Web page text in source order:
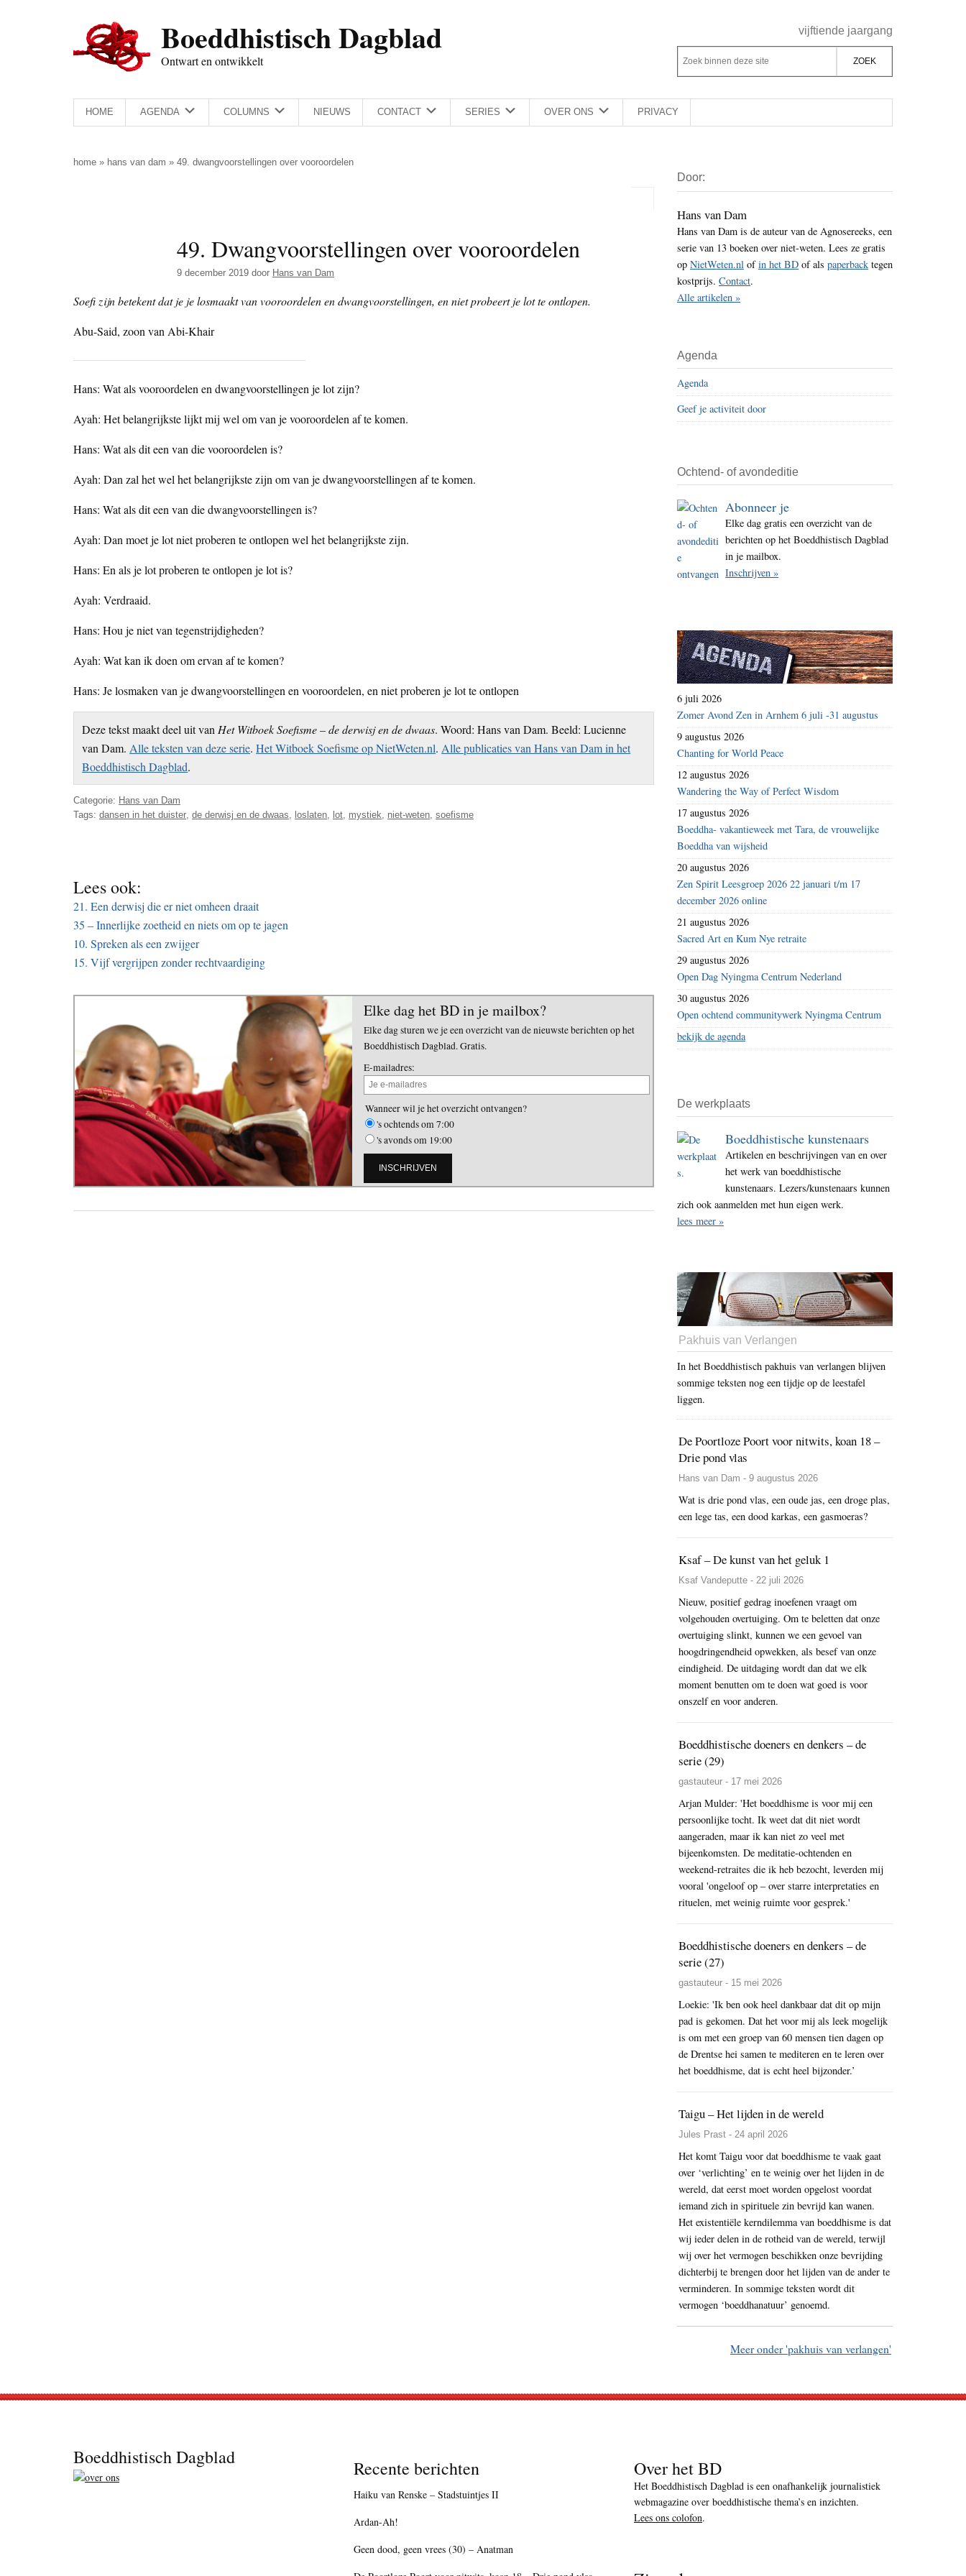
Boeddhistisch Dagblad
Ontwart en ontwikkelt
Rechts
vijftiende jaargang
Z
o
e
k
d
e
z
e
s
i
t
Z
o
k
b
n
n
e
z
e
t
e
HOME AGENDA COLUMNS NIEUWS CONTACT SERIES OVER ONS PRIVACY
home » hans van dam » 49. dwangvoorstellingen over vooroordelen
49. Dwangvoorstellingen over vooroordelen
9 december 2019 door Hans van Dam
Soefi zijn betekent dat je je losmaakt van vooroordelen en dwangvoorstellingen, en niet probeert je lot te ontlopen.
Abu-Said, zoon van Abi-Khair
Hans: Wat als vooroordelen en dwangvoorstellingen je lot zijn?
Ayah: Het belangrijkste lijkt mij wel om van je vooroordelen af te komen.
Hans: Wat als dit een van die vooroordelen is?
Ayah: Dan zal het wel het belangrijkste zijn om van je dwangvoorstellingen af te komen.
Hans: Wat als dit een van die dwangvoorstellingen is?
Ayah: Dan moet je lot niet proberen te ontlopen wel het belangrijkste zijn.
Hans: En als je lot proberen te ontlopen je lot is?
Ayah: Verdraaid.
Hans: Hou je niet van tegenstrijdigheden?
Ayah: Wat kan ik doen om ervan af te komen?
Hans: Je losmaken van je dwangvoorstellingen en vooroordelen, en niet proberen je lot te ontlopen
Deze tekst maakt deel uit van Het Witboek Soefisme – de derwisj en de dwaas. Woord: Hans van Dam. Beeld: Lucienne
van Dam. Alle teksten van deze serie.Het Witboek Soefisme op NietWeten.nl. Alle publicaties van Hans van Dam in het
Boeddhistisch Dagblad.
Categorie: Hans van Dam
Tags: dansen in het duister de derwisj en de dwaas loslaten lot mystiek niet-weten soefisme
Lees ook:
21. Een derwisj die er niet omheen draait
35 – Innerlijke zoetheid en niets om op te jagen
10. Spreken als een zwijger
15. Vijf vergrijpen zonder rechtvaardiging
Elke dag het BD in je mailbox?
Elke dag sturen we je een overzicht van de nieuwste berichten op het
Boeddhistisch Dagblad. Gratis.
E-mailadres:
Wanneer wil je het overzicht ontvangen?
's ochtends om 7:00
's avonds om 19:00
Sidebar
Door:
Hans van Dam
Hans van Dam is de auteur van de Agnosereeks, een
serie van 13 boeken over niet-weten. Lees ze gratis
op NietWeten.nl ofin het BD of als paperback tegen
kostprijs. Contact.
Alle artikelen »
Agenda
Agenda
Geef je activiteit door
Ochtend- of avondeditie
Abonneer je
Elke dag gratis een overzicht van de
berichten op het Boeddhistisch Dagblad
in je mailbox.
Inschrijven »
6 juli 2026
Zomer Avond Zen in Arnhem 6 juli -31 augustus
9 augustus 2026
Chanting for World Peace
12 augustus 2026
Wandering the Way of Perfect Wisdom
17 augustus 2026
Boeddha- vakantieweek met Tara, de vrouwelijke
Boeddha van wijsheid
20 augustus 2026
Zen Spirit Leesgroep 2026 22 januari t/m 17
december 2026 online
21 augustus 2026
Sacred Art en Kum Nye retraite
29 augustus 2026
Open Dag Nyingma Centrum Nederland
30 augustus 2026
Open ochtend communitywerk Nyingma Centrum
bekijk de agenda
De werkplaats
Boeddhistische kunstenaars
Artikelen en beschrijvingen van en over
het werk van boeddhistische
kunstenaars. Lezers/kunstenaars kunnen
zich ook aanmelden met hun eigen werk.
lees meer »
Pakhuis van Verlangen
In het Boeddhistisch pakhuis van verlangen blijven
sommige teksten nog een tijdje op de leestafel
liggen.
De Poortloze Poort voor nitwits, koan 18 –
Drie pond vlas
Hans van Dam - 9 augustus 2026
Wat is drie pond vlas, een oude jas, een droge plas,
een lege tas, een dood karkas, een gasmoeras?
Ksaf – De kunst van het geluk 1
Ksaf Vandeputte - 22 juli 2026
Nieuw, positief gedrag inoefenen vraagt om
volgehouden overtuiging. Om te beletten dat onze
overtuiging slinkt, kunnen we een gevoel van
hoogdringendheid opwekken, als besef van onze
eindigheid. De uitdaging wordt dan dat we elk
moment benutten om te doen wat goed is voor
onszelf en voor anderen.
Boeddhistische doeners en denkers – de
serie (29)
gastauteur - 17 mei 2026
Arjan Mulder: 'Het boeddhisme is voor mij een
persoonlijke tocht. Ik weet dat dit niet wordt
aangeraden, maar ik kan niet zo veel met
bijeenkomsten. De meditatie-ochtenden en
weekend-retraites die ik heb bezocht, leverden mij
vooral 'ongeloof op – over starre interpretaties en
rituelen, met weinig ruimte voor gesprek.'
Boeddhistische doeners en denkers – de
serie (27)
gastauteur - 15 mei 2026
Loekie: 'Ik ben ook heel dankbaar dat dit op mijn
pad is gekomen. Dat het voor mij als leek mogelijk
is om met een groep van 60 mensen tien dagen op
de Drentse hei samen te mediteren en te leren over
het boeddhisme, dat is echt heel bijzonder.’
Taigu – Het lijden in de wereld
Jules Prast - 24 april 2026
Het komt Taigu voor dat boeddhisme te vaak gaat
over ‘verlichting’ en te weinig over het lijden in de
wereld, dat eerst moet worden opgelost voordat
iemand zich in spirituele zin bevrijd kan wanen.
Het existentiële kerndilemma van boeddhisme is dat
wij ieder delen in de rotheid van de wereld, terwijl
wij over het vermogen beschikken onze bevrijding
dichterbij te brengen door het lijden van de ander te
verminderen. In sommige teksten wordt dit
vermogen ‘boeddhanatuur’ genoemd.
Meer onder 'pakhuis van verlangen'
Boeddhistisch Dagblad Recente berichten
Haiku van Renske – Stadstuintjes II
Ardan-Ah!
Geen dood, geen vrees (30) – Anatman
Over het BD
Het Boeddhistisch Dagblad is een onafhankelijk journalistiek
webmagazine over boeddhistische thema’s en inzichten.
Lees ons colofon.